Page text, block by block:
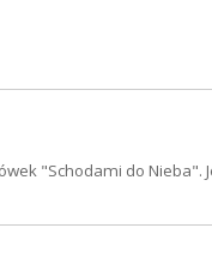
"Schodami do